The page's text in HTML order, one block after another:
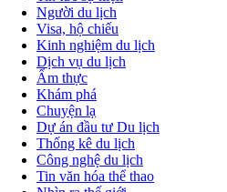
Người du lịch
Visa, hộ chiếu
Kinh nghiệm du lịch
Dịch vụ du lịch
Ẩm thực
Khám phá
Chuyện lạ
Dự án đầu tư Du lịch
Thống kê du lịch
Công nghệ du lịch
Tin văn hóa thể thao